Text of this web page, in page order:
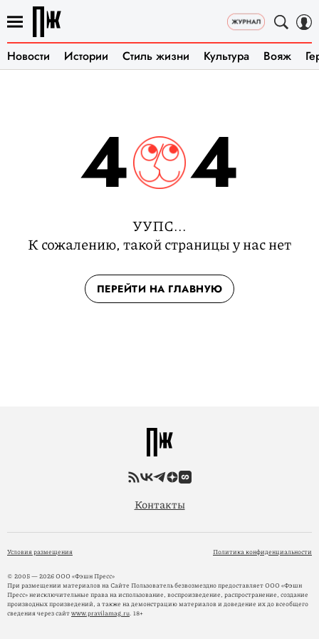
Новости Истории Стиль жизни Культура Вояж
4 4
УУПС...
К сожалению, такой страницы у нас нет
ПЕРЕЙТИ НА ГЛАВНУЮ
Контакты
Условия размещения Политика конфиденциальности
© 2005 — 2026 ООО «Фэшн Пресс»
При размещении материалов на Сайте Пользователь безвозмездно предоставляет ООО «Фэшн
Пресс» неисключительные права на использование, воспроизведение, распространение, создание
производных произведений, а также на демонстрацию материалов и доведение их до всеобщего
сведения через сайтwww.pravilamag.ru. 18+